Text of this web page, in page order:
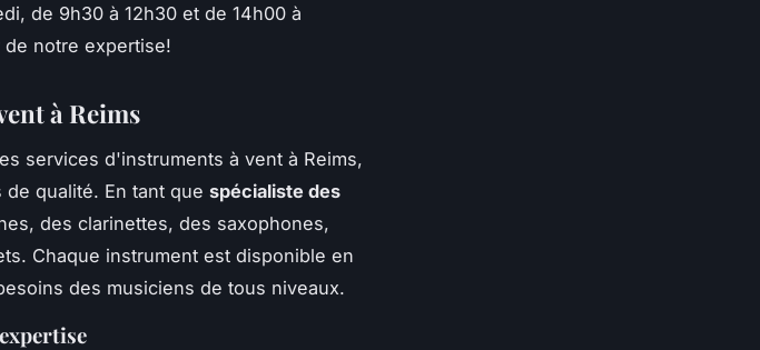
de 9h30 à 12h30 et de 14h00 à
notre expertise!
à Reims
services d'instruments à vent à Reims,
qualité. En tant que spécialiste des
des clarinettes, des saxophones,
Chaque instrument est disponible en
des musiciens de tous niveaux.